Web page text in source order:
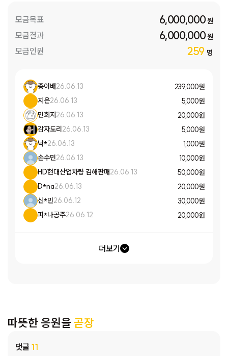
모금목표 6,000,000원
모금결과 6,000,000원
모금인원 259 명
종이배26.06.13
239,000 원
지은26.06.13
5,000 원
민희지26.06.13
20,000 원
감자도리26.06.13
5,000 원
낙*26.06.13
1,000 원
손수민26.06.13
10,000 원
HD현대산업차량 김해판매26.06.13
50,000 원
D*na26.06.13
20,000 원
신*민26.06.12
30,000 원
피*나공주26.06.12 20,000 원
더보기
따뜻한 응원을 곧장
댓글 11